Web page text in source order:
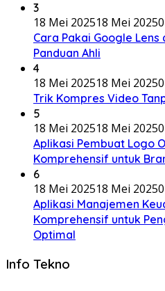
3
18 Mei 202518 Mei 2025
Cara Pakai Google
Panduan Ahli
4
18 Mei 202518 Mei 2025
Trik Kompres Video
5
18 Mei 202518 Mei 2025
Aplikasi Pembuat Logo
Komprehensif untuk
6
18 Mei 202518 Mei 2025
Aplikasi Manajemen
Komprehensif untuk
Optimal
Info Tekno